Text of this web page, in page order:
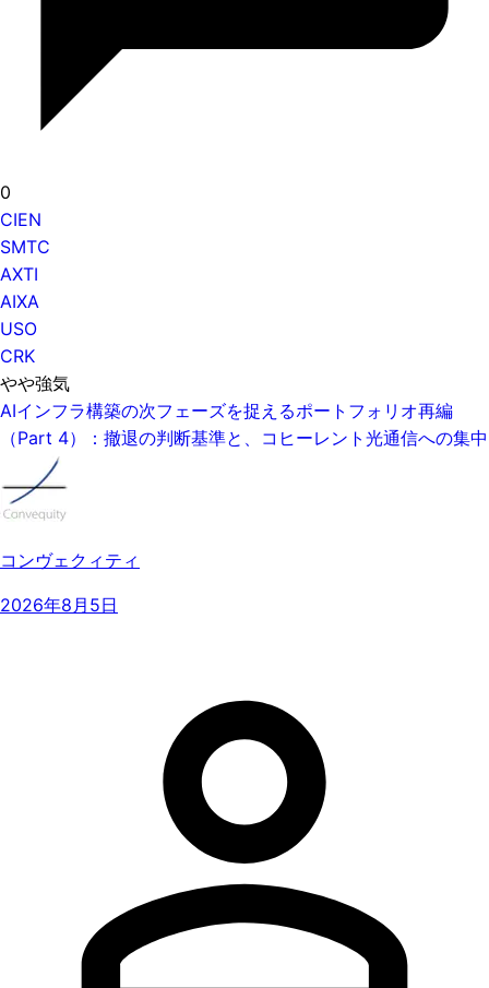
0
CIEN
SMTC
AXTI
AIXA
USO
CRK
やや強気
AIインフラ構築の次フェーズを捉えるポートフォリオ再編
（Part 4）：撤退の判断基準と、コヒーレント光通信への集中
コンヴェクィティ
2026年8月5日